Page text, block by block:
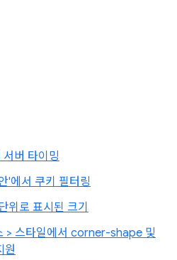
버 타이밍
'에서 쿠키 필터링
위로 표시된 크기
> 스타일에서 corner-shape 및
원